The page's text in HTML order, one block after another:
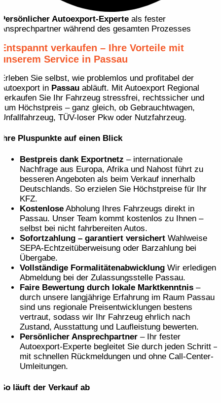
Persönlicher Autoexport-Experte als fester
Ansprechpartner während des gesamten Prozesses
Entspannt verkaufen – Ihre Vorteile mit
unserem Service in Passau
Erleben Sie selbst, wie problemlos und profitabel der
Autoexport in Passau abläuft. Mit Autoexport Regional
verkaufen Sie Ihr Fahrzeug stressfrei, rechtssicher und
zum Höchstpreis – ganz gleich, ob Gebrauchtwagen,
Unfallfahrzeug, TÜV-loser Pkw oder Nutzfahrzeug.
Ihre Pluspunkte auf einen Blick
Bestpreis dank Exportnetz – internationale
Nachfrage aus Europa, Afrika und Nahost führt zu
besseren Angeboten als beim Verkauf innerhalb
Deutschlands. So erzielen Sie Höchstpreise für Ihr
KFZ.
Kostenlose Abholung Ihres Fahrzeugs direkt in
Passau. Unser Team kommt kostenlos zu Ihnen –
selbst bei nicht fahrbereiten Autos.
Sofortzahlung – garantiert versichert Wahlweise
SEPA-Echtzeit­überweisung oder Barzahlung bei
Übergabe.
Vollständige Formalitäten­abwicklung Wir erledigen
Abmeldung bei der Zulassungs­stelle Passau.
Faire Bewertung durch lokale Marktkenntnis –
durch unsere langjährige Erfahrung im Raum Passau
sind uns regionale Preisentwicklungen bestens
vertraut, sodass wir Ihr Fahrzeug ehrlich nach
Zustand, Ausstattung und Laufleistung bewerten.
Persönlicher Ansprechpartner – Ihr fester
Autoexport-Experte begleitet Sie durch jeden Schritt –
mit schnellen Rückmeldungen und ohne Call-Center-
Umleitungen.
So läuft der Verkauf ab